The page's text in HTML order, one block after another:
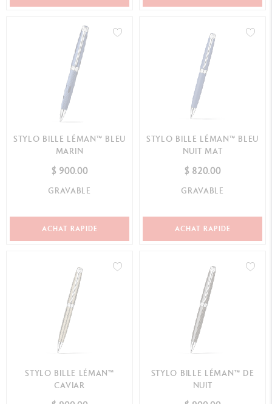
STYLO BILLE LÉMAN™ BLEU
MARIN
$ 900.00
GRAVABLE
ACHAT RAPIDE
STYLO BILLE LÉMAN™ BLEU
NUIT MAT
$ 820.00
GRAVABLE
ACHAT RAPIDE
STYLO BILLE LÉMAN™
CAVIAR
STYLO BILLE LÉMAN™ DE
NUIT